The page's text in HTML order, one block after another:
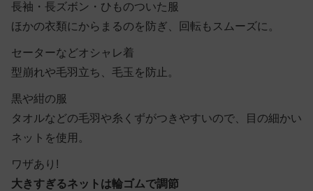
長袖・長ズボン・ひものついた服
ほかの衣類にからまるのを防ぎ、回転もスムーズに。
セーターなどオシャレ着
型崩れや毛羽立ち、毛玉を防止。
黒や紺の服
タオルなどの毛羽や糸くずがつきやすいので、目の細かい
ネットを使用。
ワザあり!
大きすぎるネットは輪ゴムで調節